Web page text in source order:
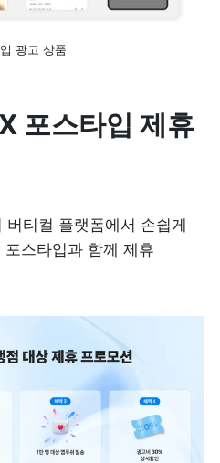
광고 상품
포스타입 제휴
버티컬 플랫폼에서 손쉽게
스타입과 함께 제휴